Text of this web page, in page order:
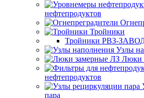
нефтепродуктов
Тройники
Тройники РВЗ-
Узлы
Люки
нефтепродуктов
пара